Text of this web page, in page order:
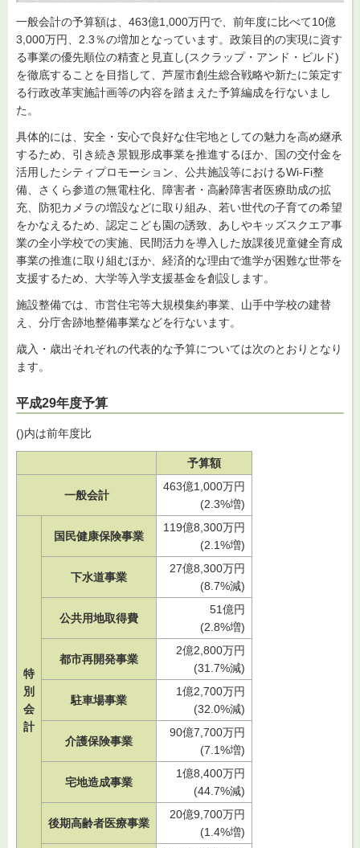
一般会計の予算額は、463億1,000万円で、前年度に比べて10億
3,000万円、2.3％の増加となっています。政策目的の実現に資す
る事業の優先順位の精査と見直し(スクラップ・アンド・ビルド)
を徹底することを目指して、芦屋市創生総合戦略や新たに策定す
る行政改革実施計画等の内容を踏まえた予算編成を行ないまし
た。
具体的には、安全・安心で良好な住宅地としての魅力を高め継承
するため、引き続き景観形成事業を推進するほか、国の交付金を
活用したシティプロモーション、公共施設等におけるWi-Fi整
備、さくら参道の無電柱化、障害者・高齢障害者医療助成の拡
充、防犯カメラの増設などに取り組み、若い世代の子育ての希望
をかなえるため、認定こども園の誘致、あしやキッズスクエア事
業の全小学校での実施、民間活力を導入した放課後児童健全育成
事業の推進に取り組むほか、経済的な理由で進学が困難な世帯を
支援するため、大学等入学支援基金を創設します。
施設整備では、市営住宅等大規模集約事業、山手中学校の建替
え、分庁舎跡地整備事業などを行ないます。
歳入・歳出それぞれの代表的な予算については次のとおりとなり
ます。
平成29年度予算
()内は前年度比
予算額
一般会計
463億1,000万円
(2.3%増)
特
別
会
計
国民健康保険事業
119億8,300万円
(2.1%増)
下水道事業
27億8,300万円
(8.7%減)
公共用地取得費
51億円
(2.8%増)
都市再開発事業
2億2,800万円
(31.7%減)
駐車場事業
1億2,700万円
(32.0%減)
介護保険事業
90億7,700万円
(7.1%増)
宅地造成事業
1億8,400万円
(44.7%減)
後期高齢者医療事業
20億9,700万円
(1.4%増)